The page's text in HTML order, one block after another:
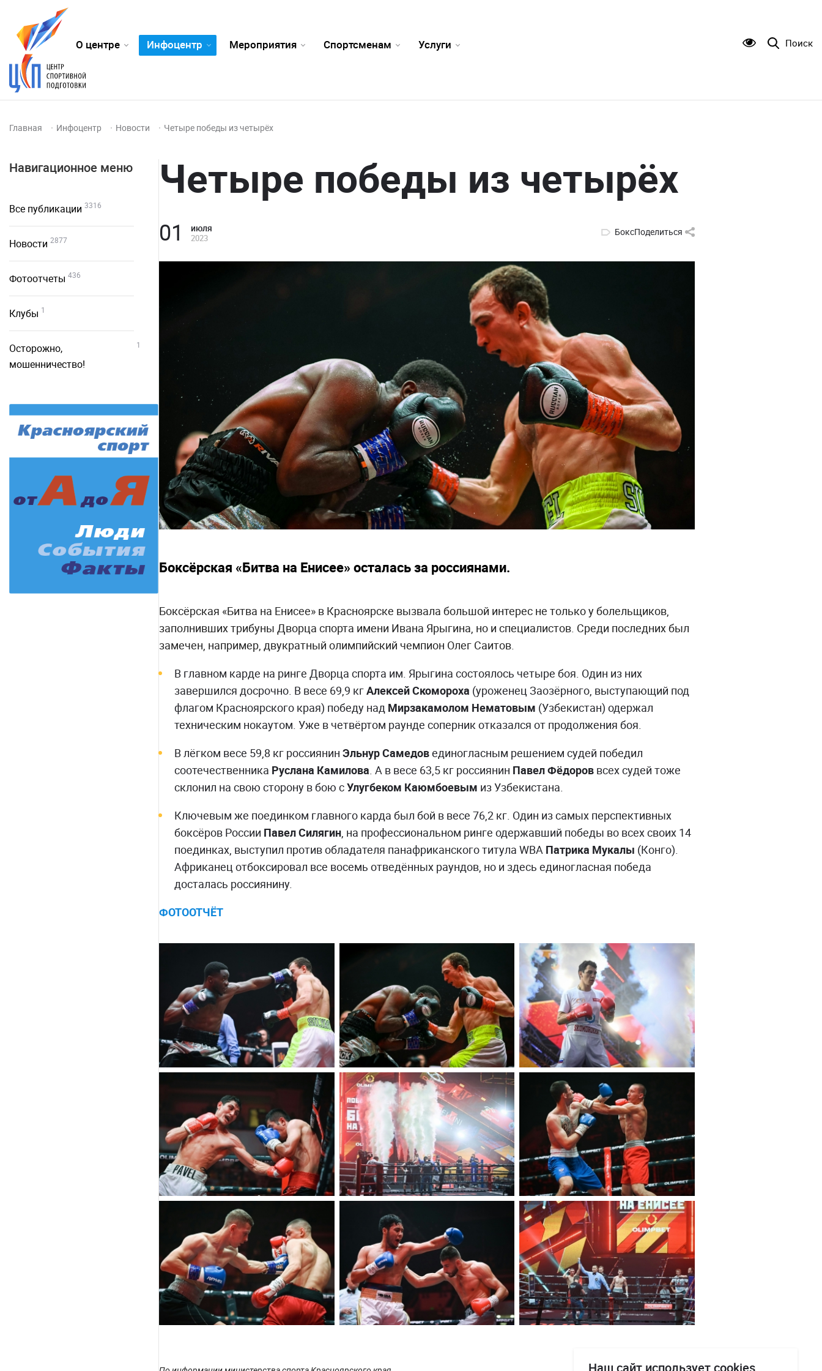
О центре Инфоцентр Мероприятия Спортсменам Услуги Поиск
Главная Инфоцентр Новости Четыре победы из четырёх
Навигационное меню
Все публикации 3316
Новости 2877
Фотоотчеты 436
Клубы 1
Осторожно,
мошенничество!
1
Четыре победы из четырёх
01 июля
2023
БоксПоделиться
Боксёрская «Битва на Енисее» осталась за россиянами.
Боксёрская «Битва на Енисее» в Красноярске вызвала большой интерес не только у болельщиков,
заполнивших трибуны Дворца спорта имени Ивана Ярыгина, но и специалистов. Среди последних был
замечен, например, двукратный олимпийский чемпион Олег Саитов.
В главном карде на ринге Дворца спорта им. Ярыгина состоялось четыре боя. Один из них
завершился досрочно. В весе 69,9 кгАлексей Скомороха (уроженец Заозёрного, выступающий под
флагом Красноярского края) победу над Мирзакамолом Нематовым (Узбекистан) одержал
техническим нокаутом. Уже в четвёртом раунде соперник отказался от продолжения боя.
В лёгком весе 59,8 кг россиянин Эльнур Самедовединогласным решением судей победил
соотечественника Руслана Камилова. А в весе 63,5 кг россиянин Павел Фёдоров всех судей тоже
склонил на свою сторону в бою сУлугбеком Каюмбоевым из Узбекистана.
Ключевым же поединком главного карда был бой в весе 76,2 кг. Один из самых перспективных
боксёров России Павел Силягин, на профессиональном ринге одержавший победы во всех своих 14
поединках, выступил против обладателя панафриканского титула WBA Патрика Мукалы (Конго).
Африканец отбоксировал все восемь отведённых раундов, но и здесь единогласная победа
досталась россиянину.
ФОТООТЧЁТ
Наш сайт использует cookies